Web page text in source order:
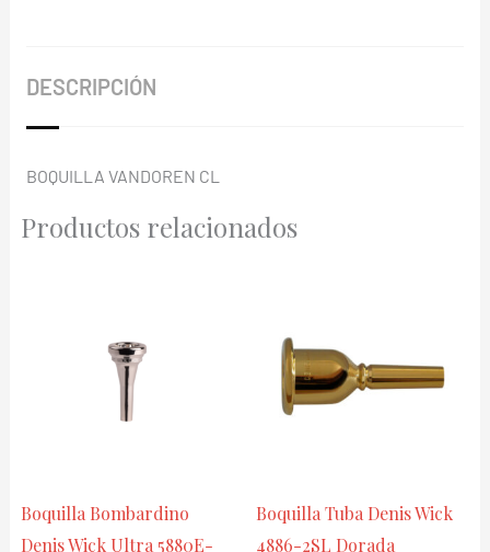
cantidad
DESCRIPCIÓN
BOQUILLA VANDOREN CL
Productos relacionados
Boquilla Bombardino
Denis Wick Ultra 5880E-
Boquilla Tuba Denis Wick
4886-2SL Dorada